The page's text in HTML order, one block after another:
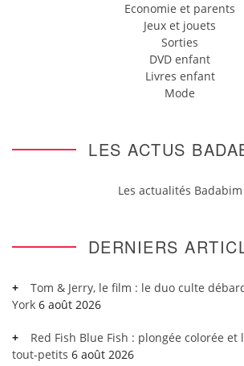
Economie et parents
Jeux et jouets
Sorties
DVD enfant
Livres enfant
Mode
LES ACTUS
Les actualités Badabim
DERNIERS
Tom & Jerry, le film : le duo culte
York 6 août 2026
Red Fish Blue Fish : plongée colorée
tout-petits 6 août 2026